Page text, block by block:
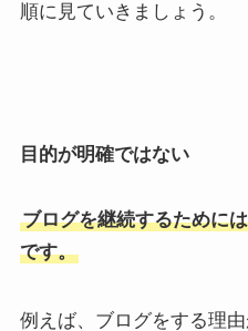
順に見ていきましょう。
目的が明確ではない
ブログを継続するために
です。
例えば、ブログをする理由